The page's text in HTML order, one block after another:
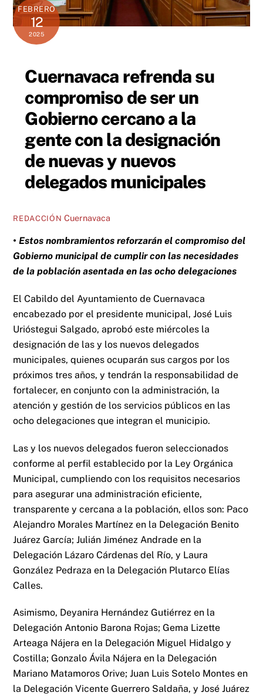
FEBRERO
12
2025
Cuernavaca refrenda su
compromiso de ser un
Gobierno cercano a la
gente con la designación
de nuevas y nuevos
delegados municipales
REDACCIÓN Cuernavaca
• Estos nombramientos reforzarán el compromiso del
Gobierno municipal de cumplir con las necesidades
de la población asentada en las ocho delegaciones
El Cabildo del Ayuntamiento de Cuernavaca
encabezado por el presidente municipal, José Luis
Urióstegui Salgado, aprobó este miércoles la
designación de las y los nuevos delegados
municipales, quienes ocuparán sus cargos por los
próximos tres años, y tendrán la responsabilidad de
fortalecer, en conjunto con la administración, la
atención y gestión de los servicios públicos en las
ocho delegaciones que integran el municipio.
Las y los nuevos delegados fueron seleccionados
conforme al perfil establecido por la Ley Orgánica
Municipal, cumpliendo con los requisitos necesarios
para asegurar una administración eficiente,
transparente y cercana a la población, ellos son: Paco
Alejandro Morales Martínez en la Delegación Benito
Juárez García; Julián Jiménez Andrade en la
Delegación Lázaro Cárdenas del Río, y Laura
González Pedraza en la Delegación Plutarco Elías
Calles.
Asimismo, Deyanira Hernández Gutiérrez en la
Delegación Antonio Barona Rojas; Gema Lizette
Arteaga Nájera en la Delegación Miguel Hidalgo y
Costilla; Gonzalo Ávila Nájera en la Delegación
Mariano Matamoros Orive; Juan Luis Sotelo Montes en
la Delegación Vicente Guerrero Saldaña, y José Juárez